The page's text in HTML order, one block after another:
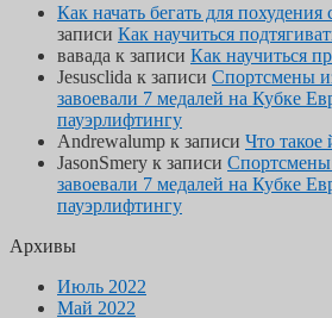
Как начать бегать для
записи Как научиться
вавада к записи Как научиться
Jesusclida к записи Спортсмены
завоевали 7 медалей на Кубке
пауэрлифтингу
Andrewalump к записи Что такое
JasonSmery к записи
завоевали 7 медалей на Кубке
пауэрлифтингу
Архивы
Июль 2022
Май 2022